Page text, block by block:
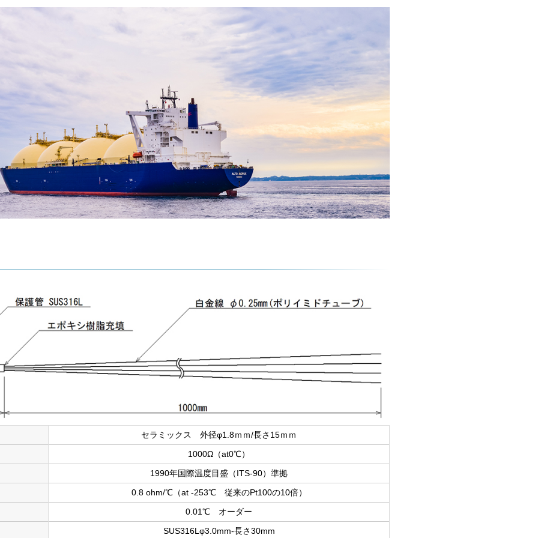
セラミックス 外径φ1.8ｍｍ/長さ15ｍｍ
1000Ω（at0℃）
1990年国際温度目盛（ITS-90）準拠
0.8 ohm/℃（at -253℃ 従来のPt100の10倍）
0.01℃ オーダー
SUS316Lφ3.0mm-長さ30mm